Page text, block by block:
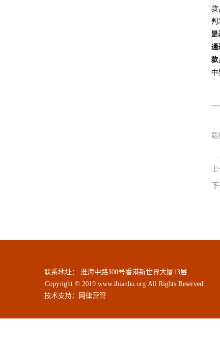
款
判
是
通
款
中
载
联系地址： 淮海中路300号香港新世界大厦13层
Copyright © 2019 www.ibianhu.org All Rights Reserved.
技术支持：
网律营管